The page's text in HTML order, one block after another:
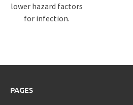
lower hazard factors
for infection.
PAGES